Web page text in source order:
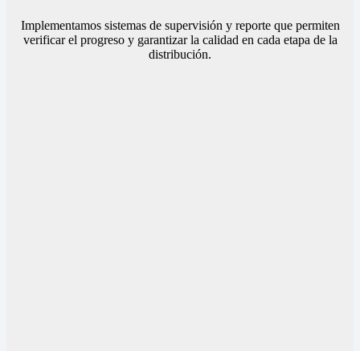
Implementamos sistemas de supervisión y reporte que permiten
verificar el progreso y garantizar la calidad en cada etapa de la
distribución.